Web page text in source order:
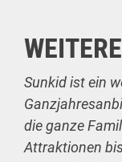
Sunkid ist ein
die ganze
Attraktionen